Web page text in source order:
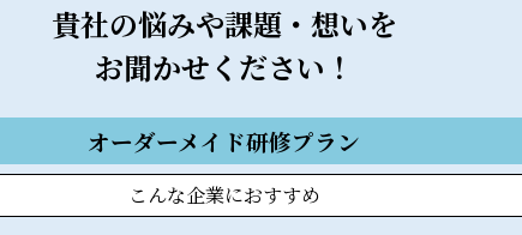
貴社の悩みや課題・想いを
お聞かせください！
オーダーメイド研修プラン
こんな企業におすすめ